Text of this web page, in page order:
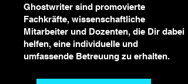
Ghostwriter sind promovierte
Fachkräfte, wissenschaftliche
Mitarbeiter und Dozenten, die Dir dabei
helfen, eine individuelle und
umfassende Betreuung zu erhalten.